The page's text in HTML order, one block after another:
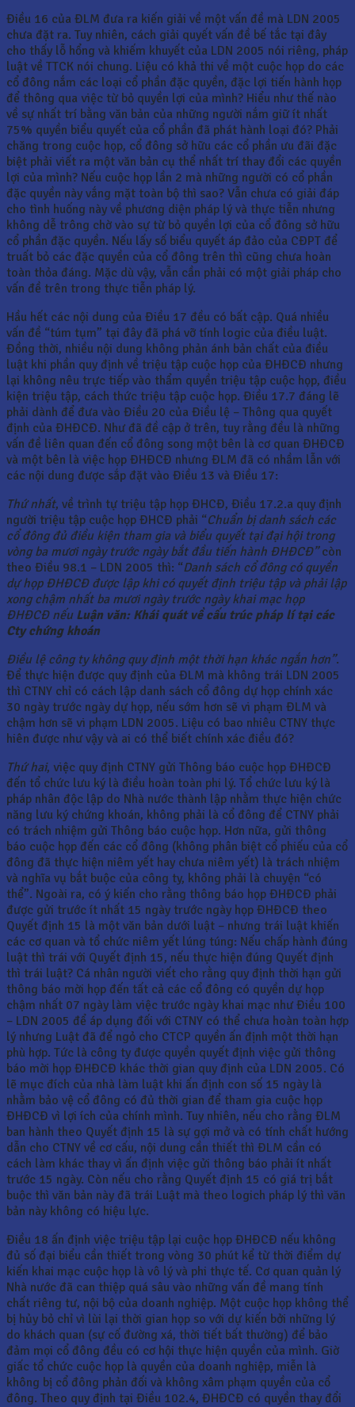
Điều 16 của ĐLM đưa ra kiến giải về một vấn đề mà LDN 2005
chưa đặt ra. Tuy nhiên, cách giải quyết vấn đề bế tắc tại đây
cho thấy lỗ hổng và khiếm khuyết của LDN 2005 nói riêng, pháp
luật về TTCK nói chung. Liệu có khả thi về một cuộc họp do các
cổ đông nắm các loại cổ phần đặc quyền, đặc lợi tiến hành họp
để thông qua việc từ bỏ quyền lợi của mình? Hiểu như thế nào
về sự nhất trí bằng văn bản của những người nắm giữ ít nhất
75% quyền biểu quyết của cổ phần đã phát hành loại đó? Phải
chăng trong cuộc họp, cổ đông sở hữu các cổ phần ưu đãi đặc
biệt phải viết ra một văn bản cụ thể nhất trí thay đổi các quyền
lợi của mình? Nếu cuộc họp lần 2 mà những người có cổ phần
đặc quyền này vắng mặt toàn bộ thì sao? Vẫn chưa có giải đáp
cho tình huống này về phương diện pháp lý và thực tiễn nhưng
không dễ trông chờ vào sự từ bỏ quyền lợi của cổ đông sở hữu
cổ phần đặc quyền. Nếu lấy số biểu quyết áp đảo của CĐPT để
truất bỏ các đặc quyền của cổ đông trên thì cũng chưa hoàn
toàn thỏa đáng. Mặc dù vậy, vẫn cần phải có một giải pháp cho
vấn đề trên trong thực tiễn pháp lý.
Hầu hết các nội dung của Điều 17 đều có bất cập. Quá nhiều
vấn đề “túm tụm” tại đây đã phá vỡ tính logic của điều luật.
Đồng thời, nhiều nội dung không phản ánh bản chất của điều
luật khi phần quy định về triệu tập cuộc họp của ĐHĐCĐ nhưng
lại không nêu trực tiếp vào thẩm quyền triệu tập cuộc họp, điều
kiện triệu tập, cách thức triệu tập cuộc họp. Điều 17.7 đáng lẽ
phải dành để đưa vào Điều 20 của Điều lệ – Thông qua quyết
định của ĐHĐCĐ. Như đã đề cập ở trên, tuy rằng đều là những
vấn đề liên quan đến cổ đông song một bên là cơ quan ĐHĐCĐ
và một bên là việc họp ĐHĐCĐ nhưng ĐLM đã có nhầm lẫn với
các nội dung được sắp đặt vào Điều 13 và Điều 17:
Thứ nhất, về trình tự triệu tập họp ĐHCĐ, Điều 17.2.a quy định
người triệu tập cuộc họp ĐHCĐ phải “Chuẩn bị danh sách các
cổ đông đủ điều kiện tham gia và biểu quyết tại đại hội trong
vòng ba mươi ngày trước ngày bắt đầu tiến hành ĐHĐCĐ”còn
theo Điều 98.1 – LDN 2005 thì: “Danh sách cổ đông có quyền
dự họp ĐHĐCĐ được lập khi có quyết định triệu tập và phải lập
xong chậm nhất ba mươi ngày trước ngày khai mạc họp
ĐHĐCĐ nếu Luận văn: Khái quát về cấu trúc pháp lí tại các
Cty chứng khoán
Điều lệ công ty không quy định một thời hạn khác ngắn hơn”.
Để thực hiện được quy định của ĐLM mà không trái LDN 2005
thì CTNY chỉ có cách lập danh sách cổ đông dự họp chính xác
30 ngày trước ngày dự họp, nếu sớm hơn sẽ vi phạm ĐLM và
chậm hơn sẽ vi phạm LDN 2005. Liệu có bao nhiêu CTNY thực
hiên được như vậy và ai có thể biết chính xác điều đó?
Thứ hai, việc quy định CTNY gửi Thông báo cuộc họp ĐHĐCĐ
đến tổ chức lưu ký là điều hoàn toàn phi lý. Tổ chức lưu ký là
pháp nhân độc lập do Nhà nước thành lập nhằm thực hiện chức
năng lưu ký chứng khoán, không phải là cổ đông để CTNY phải
có trách nhiệm gửi Thông báo cuộc họp. Hơn nữa, gửi thông
báo cuộc họp đến các cổ đông (không phân biệt cổ phiếu của cổ
đông đã thực hiện niêm yết hay chưa niêm yết) là trách nhiệm
và nghĩa vụ bắt buộc của công ty, không phải là chuyện “có
thể”. Ngoài ra, có ý kiến cho rằng thông báo họp ĐHĐCĐ phải
được gửi trước ít nhất 15 ngày trước ngày họp ĐHĐCĐ theo
Quyết định 15 là một văn bản dưới luật – nhưng trái luật khiến
các cơ quan và tổ chức niêm yết lúng túng: Nếu chấp hành đúng
luật thì trái với Quyết định 15, nếu thực hiện đúng Quyết định
thì trái luật? Cá nhân người viết cho rằng quy định thời hạn gửi
thông báo mời họp đến tất cả các cổ đông có quyền dự họp
chậm nhất 07 ngày làm việc trước ngày khai mạc như Điều 100
– LDN 2005 để áp dụng đối với CTNY có thể chưa hoàn toàn hợp
lý nhưng Luật đã để ngỏ cho CTCP quyền ấn định một thời hạn
phù hợp. Tức là công ty được quyền quyết định việc gửi thông
báo mời họp ĐHĐCĐ khác thời gian quy định của LDN 2005. Có
lẽ mục đích của nhà làm luật khi ấn định con số 15 ngày là
nhằm bảo vệ cổ đông có đủ thời gian để tham gia cuộc họp
ĐHĐCĐ vì lợi ích của chính mình. Tuy nhiên, nếu cho rằng ĐLM
ban hành theo Quyết định 15 là sự gợi mở và có tính chất hướng
dẫn cho CTNY về cơ cấu, nội dung cần thiết thì ĐLM cần có
cách làm khác thay vì ấn định việc gửi thông báo phải ít nhất
trước 15 ngày. Còn nếu cho rằng Quyết định 15 có giá trị bắt
buộc thì văn bản này đã trái Luật mà theo logich pháp lý thì văn
bản này không có hiệu lực.
Điều 18 ấn định việc triệu tập lại cuộc họp ĐHĐCĐ nếu không
đủ số đại biểu cần thiết trong vòng 30 phút kể từ thời điểm dự
kiến khai mạc cuộc họp là vô lý và phi thực tế. Cơ quan quản lý
Nhà nước đã can thiệp quá sâu vào những vấn đề mang tính
chất riêng tư, nội bộ của doanh nghiệp. Một cuộc họp không thể
bị hủy bỏ chỉ vì lùi lại thời gian họp so với dự kiến bởi những lý
do khách quan (sự cố đường xá, thời tiết bất thường) để bảo
đảm mọi cổ đông đều có cơ hội thực hiện quyền của mình. Giờ
giấc tổ chức cuộc họp là quyền của doanh nghiệp, miễn là
không bị cổ đông phản đối và không xâm phạm quyền của cổ
đông. Theo quy định tại Điều 102.4, ĐHĐCĐ có quyền thay đổi